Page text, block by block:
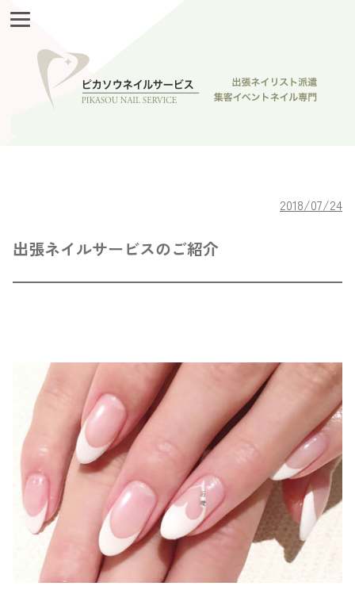
2018/07/24
出張ネイルサービスのご紹介